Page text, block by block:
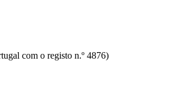
com o registo n.º 4876)